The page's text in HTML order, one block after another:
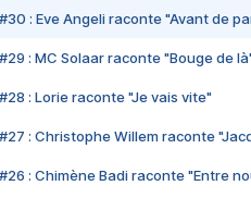
#30 : Eve Angeli raconte "Avant de
#29 : MC Solaar raconte "Bouge de
#28 : Lorie raconte "Je vais vite"
#27 : Christophe Willem raconte
#26 : Chimène Badi raconte "Entre